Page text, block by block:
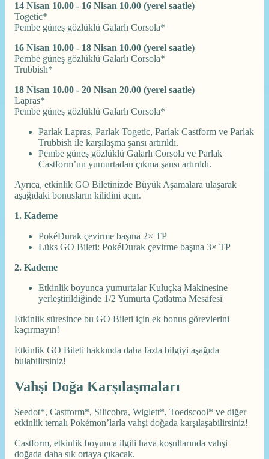
14 Nisan 10.00 - 16 Nisan 10.00 (yerel saatle)
Togetic*
Pembe güneş gözlüklü Galarlı Corsola*
16 Nisan 10.00 - 18 Nisan 10.00 (yerel saatle)
Pembe güneş gözlüklü Galarlı Corsola*
Trubbish*
18 Nisan 10.00 - 20 Nisan 20.00 (yerel saatle)
Lapras*
Pembe güneş gözlüklü Galarlı Corsola*
Parlak Lapras, Parlak Togetic, Parlak Castform ve Parlak
Trubbish ile karşılaşma şansı artırıldı.
Pembe güneş gözlüklü Galarlı Corsola ve Parlak
Castform’un yumurtadan çıkma şansı artırıldı.
Ayrıca, etkinlik GO Biletinizde Büyük Aşamalara ulaşarak
aşağıdaki bonusların kilidini açın.
1. Kademe
PokéDurak çevirme başına 2× TP
Lüks GO Bileti: PokéDurak çevirme başına 3× TP
2. Kademe
Etkinlik boyunca yumurtalar Kuluçka Makinesine
yerleştirildiğinde 1/2 Yumurta Çatlatma Mesafesi
Etkinlik süresince bu GO Bileti için ek bonus görevlerini
kaçırmayın!
Etkinlik GO Bileti hakkında daha fazla bilgiyi aşağıda
bulabilirsiniz!
Vahşi Doğa Karşılaşmaları
Seedot*, Castform*, Silicobra, Wiglett*, Toedscool* ve diğer
etkinlik temalı Pokémon’larla vahşi doğada karşılaşabilirsiniz!
Castform, etkinlik boyunca ilgili hava koşullarında vahşi
doğada daha sık ortaya çıkacak.